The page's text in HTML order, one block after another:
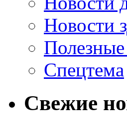
Новости
Спецтема
Свежие